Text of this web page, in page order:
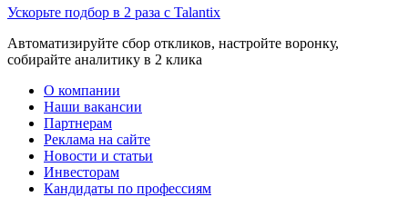
Ускорьте подбор в 2 раза с Talantix
Автоматизируйте сбор откликов, настройте воронку,
собирайте аналитику в 2 клика
О компании
Наши вакансии
Партнерам
Реклама на сайте
Новости и статьи
Инвесторам
Кандидаты по профессиям